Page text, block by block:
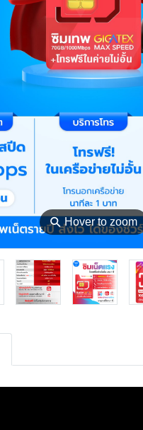
⚲Hover to zoom